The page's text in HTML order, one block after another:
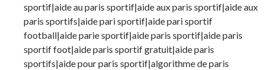
sportif|aide au paris sportif|aide aux paris sportif|aide aux
paris sportifs|aide pari sportif|aide pari sportif
football|aide parie sportif|aide paris sportif|aide paris
sportif foot|aide paris sportif gratuit|aide paris
sportifs|aide pour paris sportif|algorithme de paris